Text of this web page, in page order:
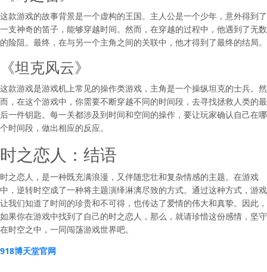
这款游戏的故事背景是一个虚构的王国。主人公是一个少年，意外得到了
一支神奇的笛子，能够穿越时间。然而，在穿越的过程中，他遇到了无数
的险阻。最终，在与另一个主角之间的关联中，他才得到了最终的结局。
《坦克风云》
这款游戏是游戏机上常见的操作类游戏，主角是一个操纵坦克的士兵。然
而，在这个游戏中，你需要不断穿越不同的时间段，去寻找拯救人类的最
后一件钥匙。每一关都涉及到时间和空间的操作，要让玩家确认自己在哪
个时间段，做出相应的反应。
时之恋人：结语
时之恋人，是一种既充满浪漫，又伴随悲壮和复杂情感的主题。在游戏
中，逆转时空成了一种将主题演绎淋漓尽致的方式。通过这种方式，游戏
让我们知道了时间的珍贵和不可得，也传达了爱情的伟大和真挚。因此，
如果你在游戏中找到了自己的时之恋人，那么，就请珍惜这份感情，坚守
在时空之中，一同闯荡游戏世界吧。
918博天堂官网